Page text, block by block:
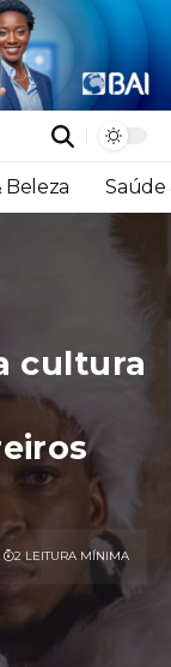
Beleza Saúde
cultura
2 LEITURA MÍNIMA